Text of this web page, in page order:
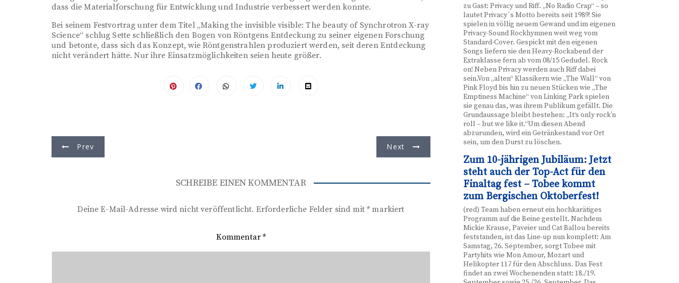
dass die Materialforschung für Entwicklung und Industrie verbessert werden konnte.
Bei seinem Festvortrag unter dem Titel „Making the invisible visible: The beauty of Synchrotron X-ray
Science“ schlug Sette schließlich den Bogen von Röntgens Entdeckung zu seiner eigenen Forschung
und betonte, dass sich das Konzept, wie Röntgenstrahlen produziert werden, seit deren Entdeckung
nicht verändert hätte. Nur ihre Einsatzmöglichkeiten seien heute größer.
e
g
Prev Next
SCHREIBE EINEN KOMMENTAR
Deine E-Mail-Adresse wird nicht veröffentlicht. Erforderliche Felder sind mit*markiert
Kommentar*
zu Gast: Privacy und Riff. „No Radio Crap“ – so
lautet Privacy´s Motto bereits seit 1989! Sie
spielen in völlig neuem Gewand und im eigenen
Privacy-Sound Rockhymnen weit weg vom
Standard-Cover. Gespickt mit den eigenen
Songs liefern sie den Heavy-Rockabend der
Extraklasse fern ab vom 08/15 Gedudel. Rock
on! Neben Privacy werden auch Riff dabei
sein.Von „alten“ Klassikern wie „The Wall“ von
Pink Floyd bis hin zu neuen Stücken wie „The
Emptiness Machine“ von Linking Park spielen
sie genau das, was ihrem Publikum gefällt. Die
Grundaussage bleibt bestehen: „It‘s only rock’n
roll – but we like it.“Um diesen Abend
abzurunden, wird ein Getränkestand vor Ort
sein, um den Durst zu löschen.
Zum 10-jährigen Jubiläum: Jetzt
steht auch der Top-Act für den
Finaltag fest – Tobee kommt
zum Bergischen Oktoberfest!
(red) Team haben erneut ein hochkarätiges
Programm auf die Beine gestellt. Nachdem
Mickie Krause, Paveier und Cat Ballou bereits
feststanden, ist das Line-up nun komplett: Am
Samstag, 26. September, sorgt Tobee mit
Partyhits wie Mon Amour, Mozart und
Helikopter 117 für den Abschluss. Das Fest
findet an zwei Wochenenden statt: 18./19.